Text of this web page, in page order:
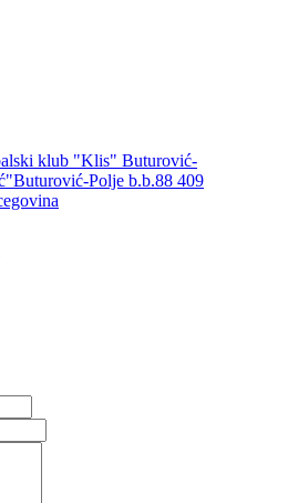
klub "Klis" Buturović-
Buturović-Polje b.b.88 409